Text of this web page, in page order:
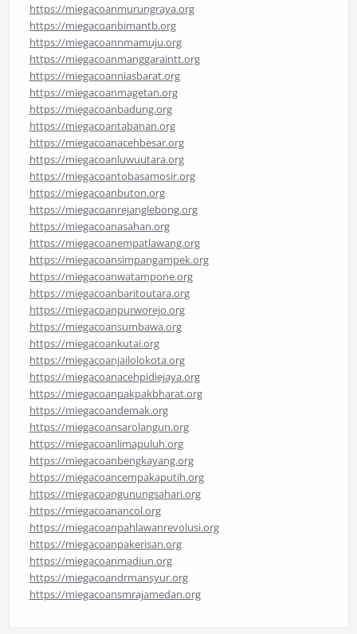
https://miegacoanmurungraya.org
https://miegacoanbimantb.org
https://miegacoannmamuju.org
https://miegacoanmanggaraintt.org
https://miegacoanniasbarat.org
https://miegacoanmagetan.org
https://miegacoanbadung.org
https://miegacoantabanan.org
https://miegacoanacehbesar.org
https://miegacoanluwuutara.org
https://miegacoantobasamosir.org
https://miegacoanbuton.org
https://miegacoanrejanglebong.org
https://miegacoanasahan.org
https://miegacoanempatlawang.org
https://miegacoansimpangampek.org
https://miegacoanwatampone.org
https://miegacoanbaritoutara.org
https://miegacoanpurworejo.org
https://miegacoansumbawa.org
https://miegacoankutai.org
https://miegacoanjailolokota.org
https://miegacoanacehpidiejaya.org
https://miegacoanpakpakbharat.org
https://miegacoandemak.org
https://miegacoansarolangun.org
https://miegacoanlimapuluh.org
https://miegacoanbengkayang.org
https://miegacoancempakaputih.org
https://miegacoangunungsahari.org
https://miegacoanancol.org
https://miegacoanpahlawanrevolusi.org
https://miegacoanpakerisan.org
https://miegacoanmadiun.org
https://miegacoandrmansyur.org
https://miegacoansmrajamedan.org